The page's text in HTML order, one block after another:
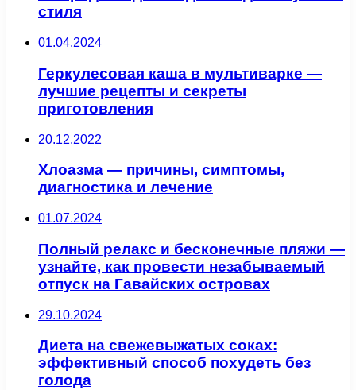
стиля
01.04.2024
Геркулесовая каша в мультиварке —
лучшие рецепты и секреты
приготовления
20.12.2022
Хлоазма — причины, симптомы,
диагностика и лечение
01.07.2024
Полный релакс и бесконечные пляжи —
узнайте, как провести незабываемый
отпуск на Гавайских островах
29.10.2024
Диета на свежевыжатых соках:
эффективный способ похудеть без
голода